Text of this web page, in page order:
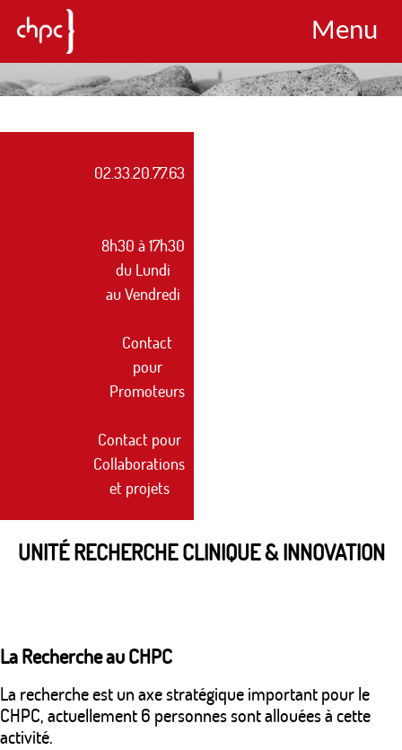
Menu
02.33.20.77.63
8h30 à 17h30
du Lundi
au Vendredi
Contact
pour
Promoteurs
Contact pour
Collaborations
et projets
UNITÉ RECHERCHE CLINIQUE & INNOVATION
La Recherche au CHPC
La recherche est un axe stratégique important pour le
CHPC, actuellement 6 personnes sont allouées à cette
activité.